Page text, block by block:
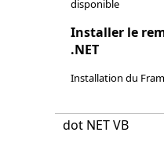
disponible
Installer le
.NET
Installation du
dot NET VB